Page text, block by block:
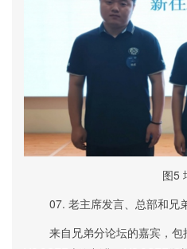
图5
07. 老主席发言、总部和兄
来自兄弟分论坛的嘉宾，包